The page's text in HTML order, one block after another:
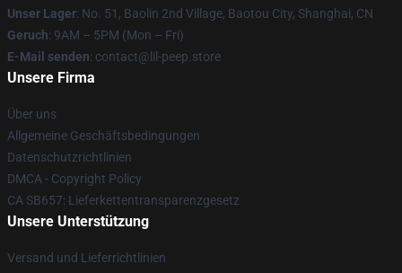
Unser Lager: No. 51, Baolin 2nd Village, Baotou City, Shanghai, CN
Geruch: 9AM – 5PM (Mon – Fri)
E-Mail senden: contact@lil-peep.store
Unsere Firma
Über uns
Allgemeine Geschäftsbedingungen
Datenschutzrichtlinien
DMCA - Copyright Policy
CA SB657: Lieferkettentransparenzgesetz
Unsere Unterstützung
Versand und Lieferrichtlinien